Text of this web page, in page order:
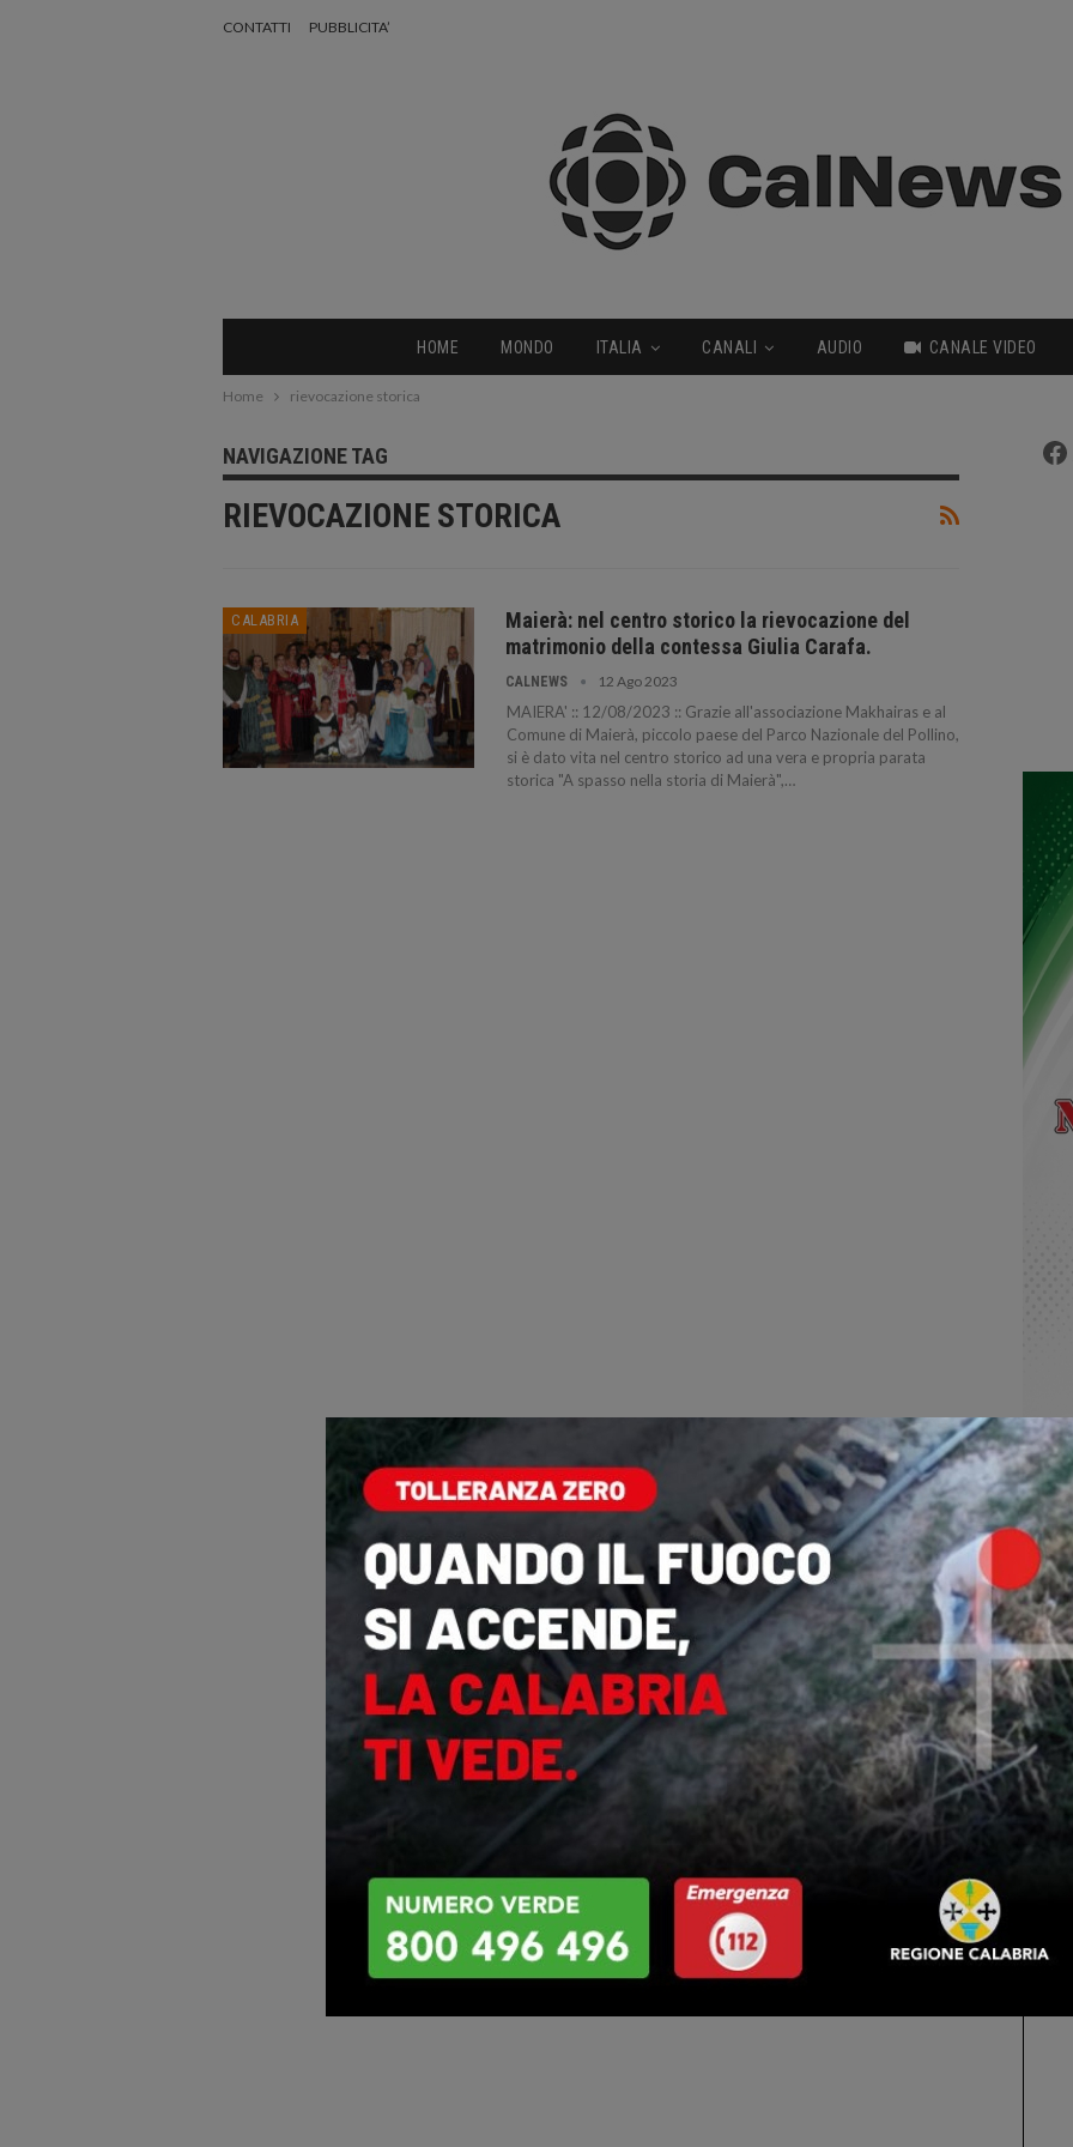
CONTATTI PUBBLICITA’
HOME MONDO ITALIA CANALI AUDIO CANALE VIDEO
Home rievocazione storica
NAVIGAZIONE TAG
RIEVOCAZIONE STORICA
CALABRIA
Maierà: nel centro storico la rievocazione del
matrimonio della contessa Giulia Carafa.
CALNEWS 12 Ago 2023
MAIERA' :: 12/08/2023 :: Grazie all'associazione Makhairas e al
Comune di Maierà, piccolo paese del Parco Nazionale del Pollino,
si è dato vita nel centro storico ad una vera e propria parata
storica "A spasso nella storia di Maierà",…